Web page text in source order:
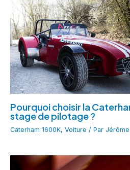
Pourquoi choisir la
stage de pilotage ?
Caterham 1600K, Voiture / Par Jérôme